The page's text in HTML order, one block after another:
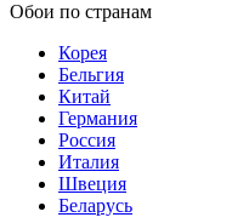
Обои по странам
Корея
Бельгия
Китай
Германия
Россия
Италия
Швеция
Беларусь